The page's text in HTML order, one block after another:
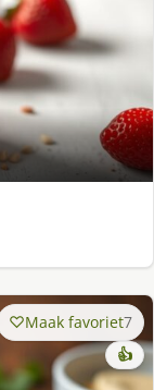
Maak favoriet7
👍